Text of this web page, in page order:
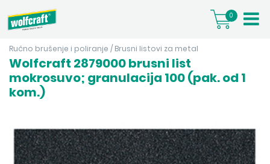
0
Ručno brušenje i poliranje / Brusni listovi za metal
Wolfcraft 2879000 brusni list
mokrosuvo; granulacija 100 (pak. od 1
kom.)